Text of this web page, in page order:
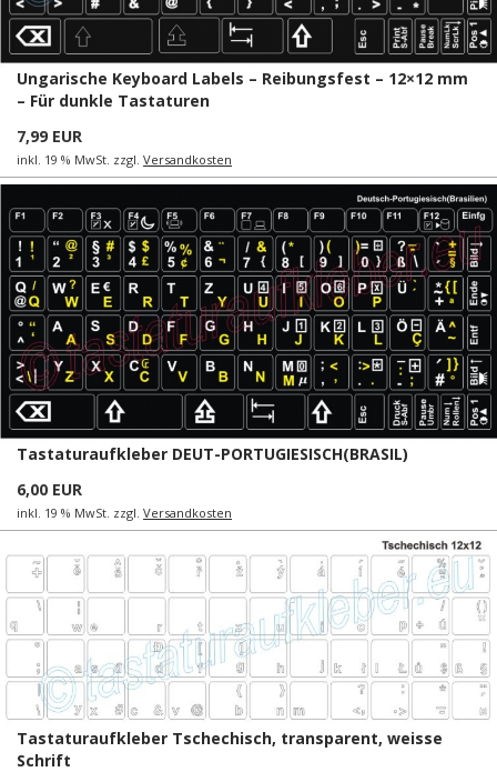
Ungarische Keyboard Labels – Reibungsfest – 12×12 mm
– Für dunkle Tastaturen
7,99 EUR
inkl. 19 % MwSt. zzgl. Versandkosten
Tastaturaufkleber DEUT-PORTUGIESISCH(BRASIL)
6,00 EUR
inkl. 19 % MwSt. zzgl. Versandkosten
Tastaturaufkleber Tschechisch, transparent, weisse
Schrift